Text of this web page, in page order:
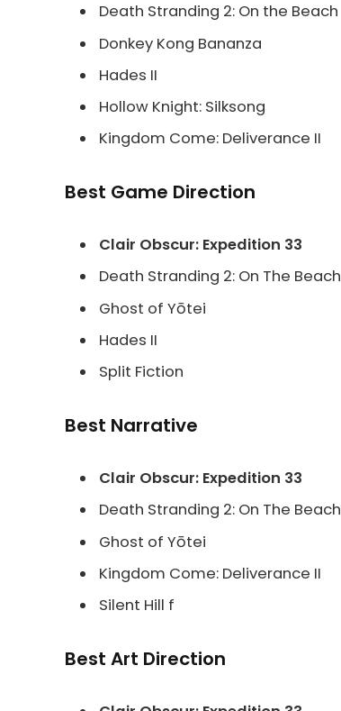
Death Stranding 2: On the Beach
Donkey Kong Bananza
Hades II
Hollow Knight: Silksong
Kingdom Come: Deliverance II
Best Game Direction
Clair Obscur: Expedition 33
Death Stranding 2: On The Beach
Ghost of Yōtei
Hades II
Split Fiction
Best Narrative
Clair Obscur: Expedition 33
Death Stranding 2: On The Beach
Ghost of Yōtei
Kingdom Come: Deliverance II
Silent Hill f
Best Art Direction